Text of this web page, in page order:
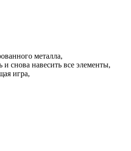
металла,
и снова навесить все элементы,
игра,